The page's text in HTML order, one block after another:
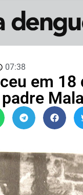
07:38
em